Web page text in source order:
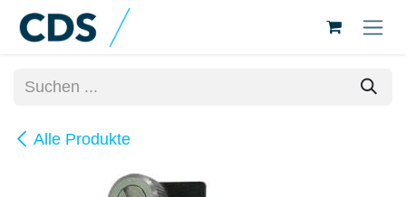
Zum Inhalt springen
Alle Produkte